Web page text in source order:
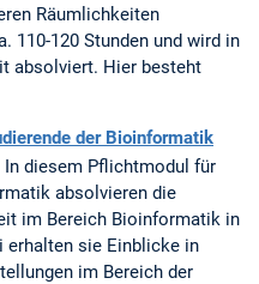
Räumlichkeiten
110-120 Stunden und wird in
absolviert. Hier besteht
der Bioinformatik
In diesem Pflichtmodul für
absolvieren die
im Bereich Bioinformatik in
erhalten sie Einblicke in
im Bereich der